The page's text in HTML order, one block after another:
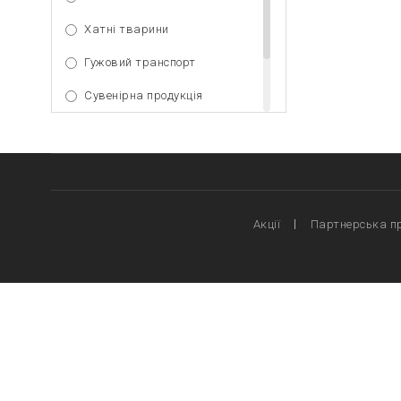
Хатні тварини
Гужовий транспорт
Сувенірна продукція
Акції Партнерська